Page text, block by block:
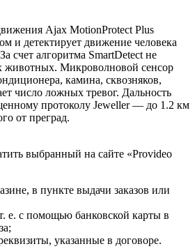
Ajax MotionProtect Plus
и детектирует движение человека
счет алгоритма SmartDetect не
животных. Микроволновой сенсор
камина, сквозняков,
число ложных тревог. Дальность
протоколу Jeweller — до 1.2 км
от преград.
выбранный на сайте «Provideo
в пункте выдачи заказов или
е. с помощью банковской карты в
указанные в договоре.